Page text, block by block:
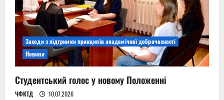
Заходи з підтримки принципів академічної доброчесності
Новини
Студентський голос у новому Положенні
ЧФКТД 10.07.2026